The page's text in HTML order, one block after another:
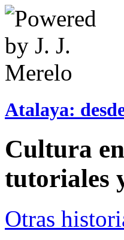
Atalaya:
Cultura
tutoriales
Otras